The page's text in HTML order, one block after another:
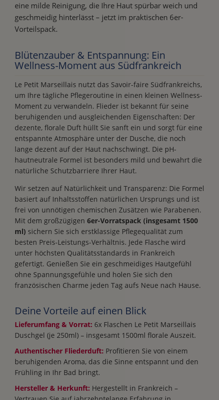
eine milde Reinigung, die Ihre Haut spürbar weich und
geschmeidig hinterlässt – jetzt im praktischen 6er-
Vorteilspack.
Blütenzauber & Entspannung: Ein
Wellness-Moment aus Südfrankreich
Le Petit Marseillais nutzt das Savoir-faire Südfrankreichs,
um Ihre tägliche Pflegeroutine in einen kleinen Wellness-
Moment zu verwandeln. Flieder ist bekannt für seine
beruhigenden und ausgleichenden Eigenschaften: Der
dezente, florale Duft hüllt Sie sanft ein und sorgt für eine
entspannte Atmosphäre unter der Dusche, die noch
lange dezent auf der Haut nachschwingt. Die pH-
hautneutrale Formel ist besonders mild und bewahrt die
natürliche Schutzbarriere Ihrer Haut.
Wir setzen auf Natürlichkeit und Transparenz: Die Formel
basiert auf Inhaltsstoffen natürlichen Ursprungs und ist
frei von unnötigen chemischen Zusätzen wie Parabenen.
Mit dem großzügigen 6er-Vorratspack (insgesamt 1500
ml) sichern Sie sich erstklassige Pflegequalität zum
besten Preis-Leistungs-Verhältnis. Jede Flasche wird
unter höchsten Qualitätsstandards in Frankreich
gefertigt. Genießen Sie ein geschmeidiges Hautgefühl
ohne Spannungsgefühle und holen Sie sich den
französischen Charme jeden Tag aufs Neue nach Hause.
Deine Vorteile auf einen Blick
Lieferumfang & Vorrat: 6x Flaschen Le Petit Marseillais
Duschgel (je 250ml) – insgesamt 1500ml florale Auszeit.
Authentischer Fliederduft: Profitieren Sie von einem
beruhigenden Aroma, das die Sinne entspannt und den
Frühling in Ihr Bad bringt.
Hersteller & Herkunft: Hergestellt in Frankreich –